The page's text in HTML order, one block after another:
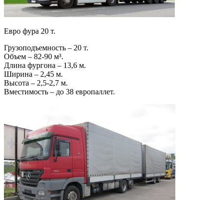
Евро фура 20 т.
Грузоподъемность – 20 т.
Объем – 82-90 м³.
Длина фургона – 13,6 м.
Ширина – 2,45 м.
Высота – 2,5-2,7 м.
Вместимость – до 38 европаллет.